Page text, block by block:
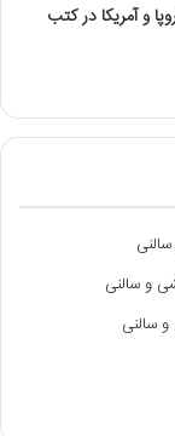
و آمریکا در کتب
و سالنی
سالنی